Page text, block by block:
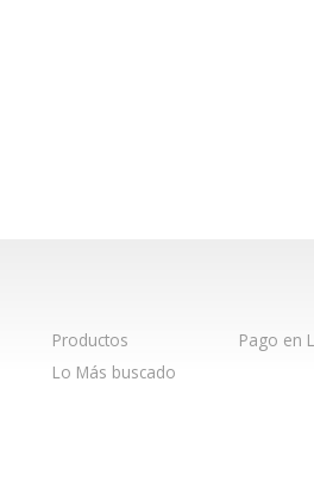
Productos
Lo Más buscado
Pago en